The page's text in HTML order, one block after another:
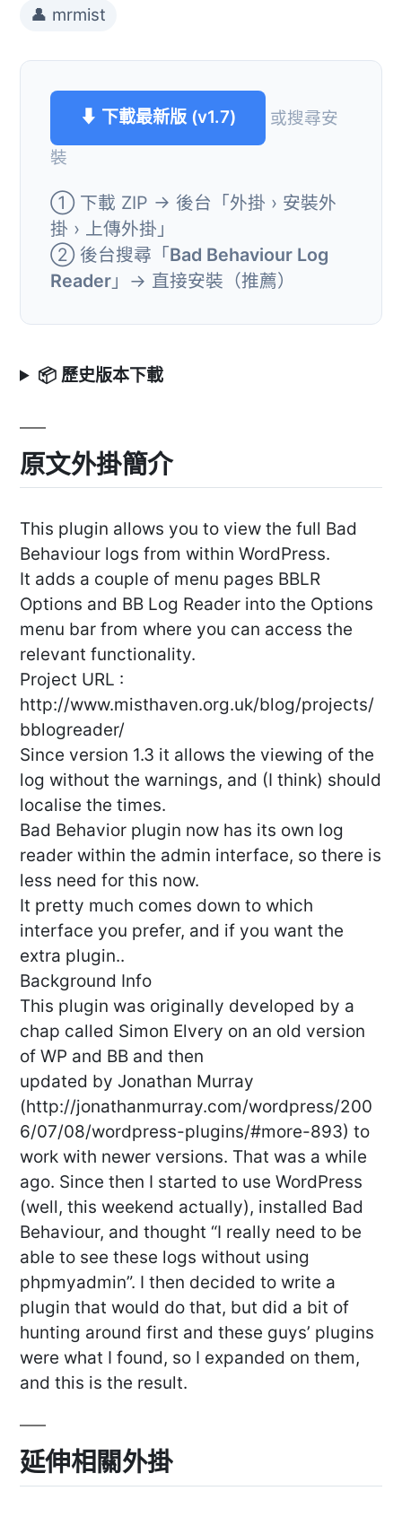
👤 mrmist
⬇ 下載最新版 (v1.7)
或搜尋安
裝
① 下載 ZIP → 後台「外掛 › 安裝外
掛 › 上傳外掛」
② 後台搜尋「Bad Behaviour Log
Reader 」→ 直接安裝（推薦）
📦 歷史版本下載
原文外掛簡介
This plugin allows you to view the full Bad
Behaviour logs from within WordPress.
It adds a couple of menu pages BBLR
Options and BB Log Reader into the Options
menu bar from where you can access the
relevant functionality.
Project URL :
http://www.misthaven.org.uk/blog/projects/
bblogreader/
Since version 1.3 it allows the viewing of the
log without the warnings, and (I think) should
localise the times.
Bad Behavior plugin now has its own log
reader within the admin interface, so there is
less need for this now.
It pretty much comes down to which
interface you prefer, and if you want the
extra plugin..
Background Info
This plugin was originally developed by a
chap called Simon Elvery on an old version
of WP and BB and then
updated by Jonathan Murray
(http://jonathanmurray.com/wordpress/200
6/07/08/wordpress-plugins/#more-893) to
work with newer versions. That was a while
ago. Since then I started to use WordPress
(well, this weekend actually), installed Bad
Behaviour, and thought “I really need to be
able to see these logs without using
phpmyadmin”. I then decided to write a
plugin that would do that, but did a bit of
hunting around first and these guys’ plugins
were what I found, so I expanded on them,
and this is the result.
延伸相關外掛